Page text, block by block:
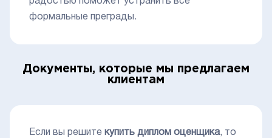
формальные преграды.
Документы, которые мы предлагаем
клиентам
Если вы решите купить диплом оценщика, то